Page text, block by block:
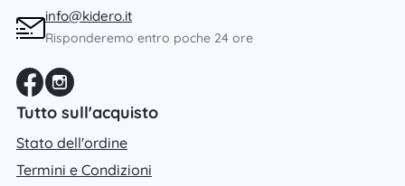
info@kidero.it
Risponderemo entro poche 24 ore
Tutto sull'acquisto
Stato dell'ordine
Termini e Condizioni